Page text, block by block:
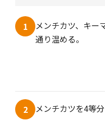
1
メンチカツ、キー
通り温める。
2 メンチカツを4等分